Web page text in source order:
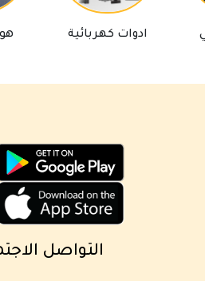
ادوات كهربائية
مساعد كايا
متصل الآن
مرحباً 👋 أنا مساعدك
التواصل